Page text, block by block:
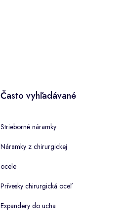
Často vyhľadávané
Strieborné náramky
Náramky z chirurgickej
ocele
Prívesky chirurgická oceľ
Expandery do ucha